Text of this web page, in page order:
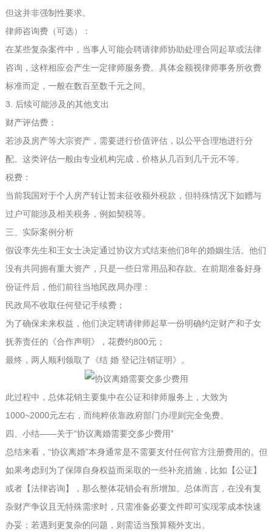
但这并非强制性要求。
律师咨询费（可选）：
在某些复杂案件中，当事人可能会聘请律师协助处理合同起草或法律
咨询，这样相应会产生一定律师服务费。具体金额视律师事务所收费
标准而定，一般在数百至数千元之间。
3. 后续可能涉及的其他支出
财产评估费：
若涉及房产等大宗资产，需要进行价值评估，以公平合理地进行分
配。这类评估一般由专业机构完成，价格从几百到几千元不等。
税费：
当前我国对于个人房产转让暂未征收额外税款，但特殊情况下如赠与
过户可能涉及相关税务，例如契税等。
三、实际案例分析
假设李先生和王女士决定通过协议方式结束他们8年的婚姻生活。他们
没有共同拥有重大资产，只是一些日常用品和存款。在前期准备好身
份证件后，他们前往当地民政局办理：
民政局不收取任何登记手续费；
为了确保未来权益，他们决定聘请律师起草一份明确约定财产和子女
抚养责任的《合作声明》，花费约800元；
最终，两人顺利领取了《结 婚 登记注销证明》。
此过程中，总体花销主要集中在公证和律师服务上，大致为
1000~2000元左右，而纯粹依靠政府部门办理则完全免费。
四、小结——关于“协议离婚需要交多少费用”
总结来看，“协议离婚”本身通常是不需要支付任何官方注册费用的。但
如果考虑到为了保障自身权益而采取的一些补充措施，比如【公证】
或者【法律咨询】，那么整体花销会有所增加。总体而言，在没有复
杂财产争议且无特殊需求时，只需准备必要文件即可实现零成本快速
办妥；若遇到更复杂的问题，则需适当预算额外支出。